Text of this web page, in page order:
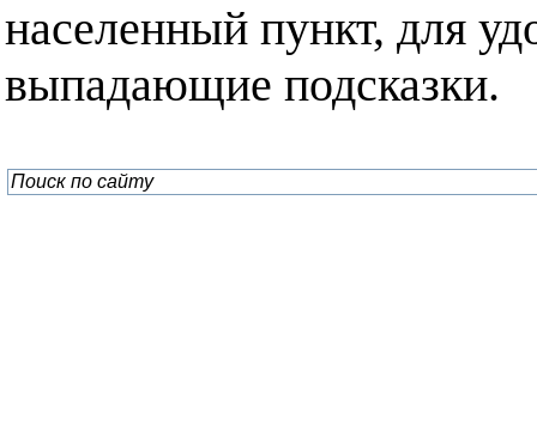
населенный пункт, для
выпадающие подсказки.